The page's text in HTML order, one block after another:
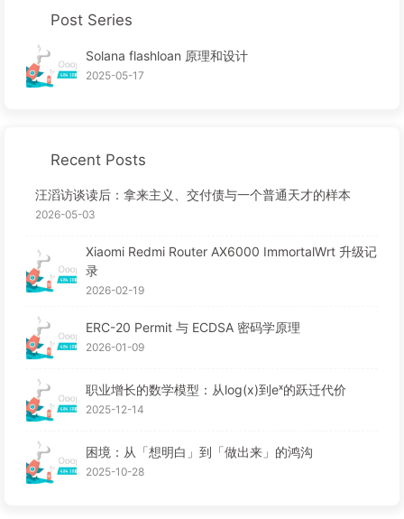
Post Series
Solana flashloan 原理和设计
2025-05-17
Recent Posts
汪滔访谈读后：拿来主义、交付债与一个普通天才的样本
2026-05-03
Xiaomi Redmi Router AX6000 ImmortalWrt 升级记
录
2026-02-19
ERC-20 Permit 与 ECDSA 密码学原理
2026-01-09
职业增长的数学模型：从log(x)到eˣ的跃迁代价
2025-12-14
困境：从「想明白」到「做出来」的鸿沟
2025-10-28